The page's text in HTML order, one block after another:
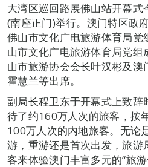
大湾区巡回路展佛山站开幕式
(南座正门)举行。澳门特区政
佛山市文化广电旅游体育局党
山市文化广电旅游体育局党
山市旅游协会会长叶汉彬及
霍慧兰等出席。
副局长程卫东于开幕式上致
待了约160万人次的旅客，按
100万人次的内地旅客。无论
游，重游还是首次出发，旅游
客来体验澳门丰富多元的“旅游